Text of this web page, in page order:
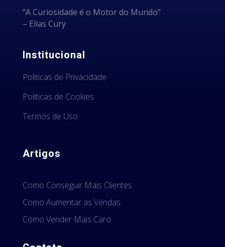
“A Curiosidade é o Motor do Mundo”
– Elias Cury
Institucional
Politicas de Privacidade
Políticas de Cookies
Termos de Uso
Artigos
Como Conseguir Mais Clientes
Como Aumentar as Vendas
Como Vender Mais Caro